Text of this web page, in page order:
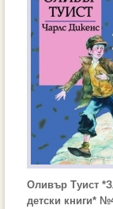
Оливър Туист
детски книги*